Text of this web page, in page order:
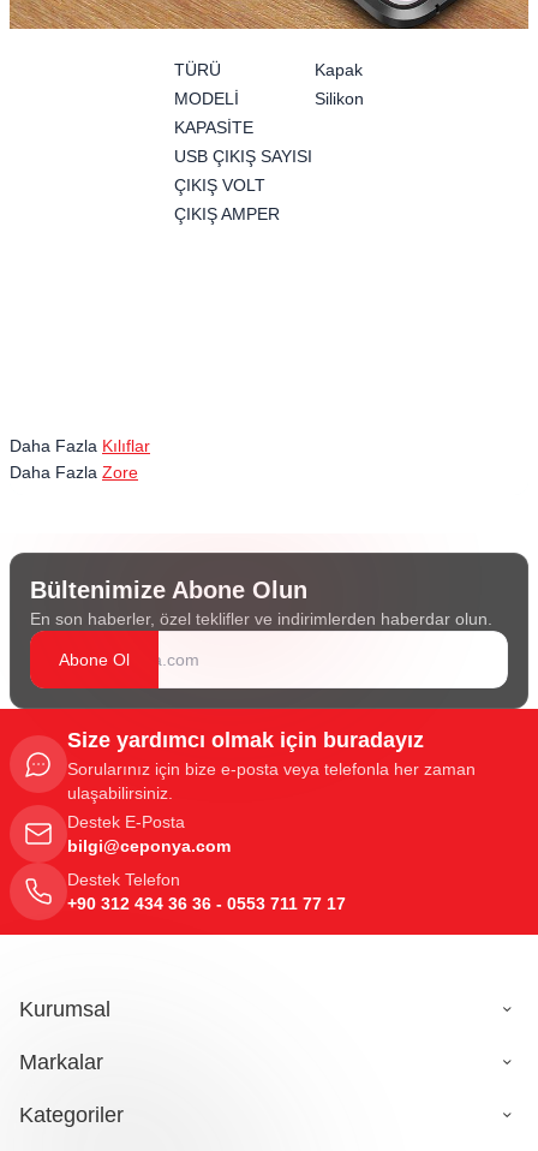
TÜRÜ
Kapak
MODELİ
Silikon
KAPASİTE
USB ÇIKIŞ SAYISI
ÇIKIŞ VOLT
ÇIKIŞ AMPER
Daha Fazla Kılıflar
Daha Fazla Zore
Bültenimize Abone Olun
En son haberler, özel teklifler ve indirimlerden haberdar olun.
Abone Ol
Size yardımcı olmak için buradayız
Sorularınız için bize e-posta veya telefonla her zaman
ulaşabilirsiniz.
Destek E-Posta
bilgi@ceponya.com
Destek Telefon
+90 312 434 36 36 - 0553 711 77 17
Kurumsal
Markalar
Kategoriler